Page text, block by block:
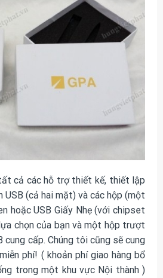
cả các hỗ trợ thiết kế, thiết lập
USB (cả hai mặt) và các hộp (một
hoặc USB Giấy Nhẹ (với chipset
chọn của bạn và một hộp trượt
cung cấp. Chúng tôi cũng sẽ cung
phí! ( khoản phí giao hàng bổ
trong một khu vực Nội thành )